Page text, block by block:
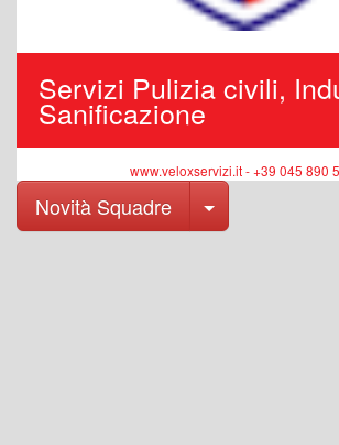
Servizi Pulizia civili,
Sanificazione
www.veloxservizi.it - +39 045 890
Novità Squadre Toggle